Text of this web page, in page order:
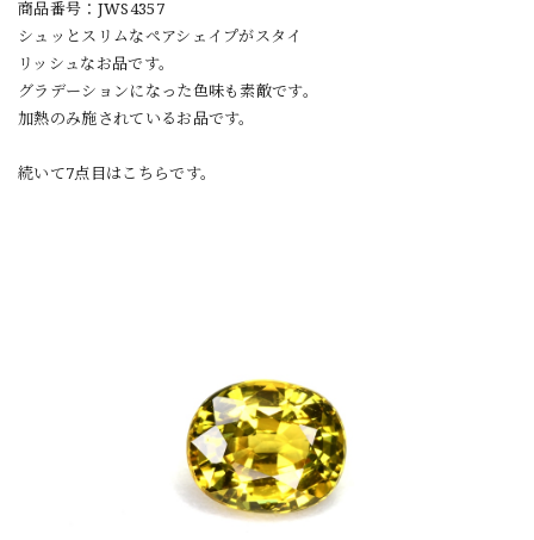
商品番号：JWS4357
シュッとスリムなペアシェイプがスタイ
リッシュなお品です。
グラデーションになった色味も素敵です。
加熱のみ施されているお品です。
続いて7点目はこちらです。